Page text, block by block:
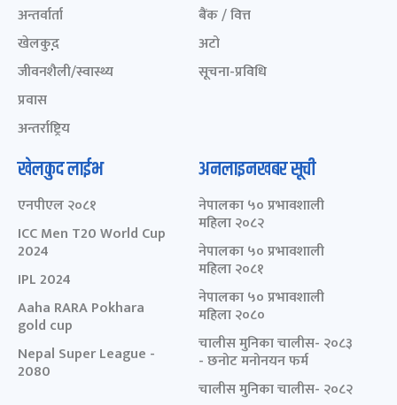
अन्तर्वार्ता
खेलकुद़़
जीवनशैली/स्वास्थ्य
प्रवास
अन्तर्राष्ट्रिय
बैंक / वित्त
अटो
सूचना-प्रविधि
खेलकुद लाईभ
एनपीएल २०८१
ICC Men T20 World Cup
2024
IPL 2024
Aaha RARA Pokhara
gold cup
Nepal Super League -
2080
अनलाइनखबर सूची
नेपालका ५० प्रभावशाली
महिला २०८२
नेपालका ५० प्रभावशाली
महिला २०८१
नेपालका ५० प्रभावशाली
महिला २०८०
चालीस मुनिका चालीस- २०८३
- छनोट मनोनयन फर्म
चालीस मुनिका चालीस- २०८२